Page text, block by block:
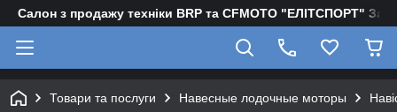
Салон з продажу техніки BRP та CFMOTO "EЛІТСПОРТ"
Товари та послуги Навесные лодочные моторы